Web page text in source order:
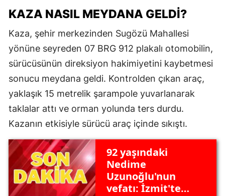
KAZA NASIL MEYDANA GELDI?
Kaza, şehir merkezinden Sugözü Mahallesi
yönüne seyreden 07 BRG 912 plakalı otomobilin,
sürücüsünün direksiyon hakimiyetini kaybetmesi
sonucu meydana geldi. Kontrolden çıkan araç,
yaklaşık 15 metrelik şarampole yuvarlanarak
taklalar attı ve orman yolunda ters durdu.
Kazanın etkisiyle sürücü araç içinde sıkıştı.
92 yaşındaki
Nedime
Uzunoğlu'nun
vefatı: İzmit'te